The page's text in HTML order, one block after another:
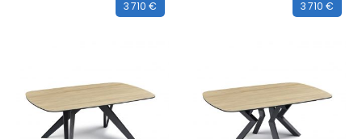
3 710 € 3 710 €